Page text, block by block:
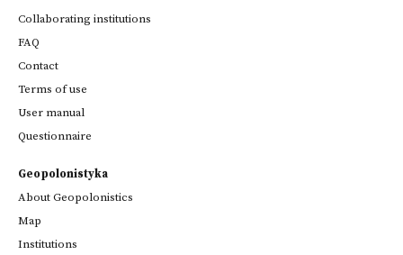
Collaborating institutions
FAQ
Contact
Terms of use
User manual
Questionnaire
Geopolonistyka
About Geopolonistics
Map
Institutions